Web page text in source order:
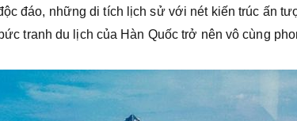
đáo, những di tích lịch sử với nét kiến trúc ấn
tranh du lịch của Hàn Quốc trở nên vô cùng